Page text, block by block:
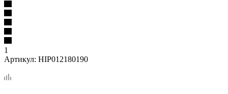
1
Артикул: HIP012180190